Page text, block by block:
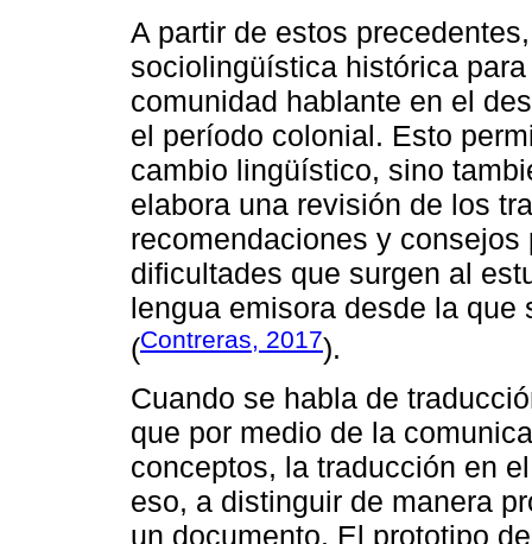
A partir de estos
sociolingüística histórica
comunidad hablante en el
el período colonial. Esto
cambio lingüístico, sino
elabora una revisión de los
recomendaciones y
dificultades que surgen al
lengua emisora desde la
(Contreras, 2017).
Cuando se habla de
que por medio de la
conceptos, la traducción en
eso, a distinguir de manera
un documento. El prototipo